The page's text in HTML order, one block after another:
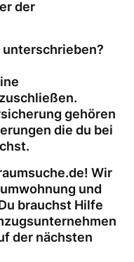
der
gehören
die du bei
Wir
und
brauchst Hilfe
der nächsten